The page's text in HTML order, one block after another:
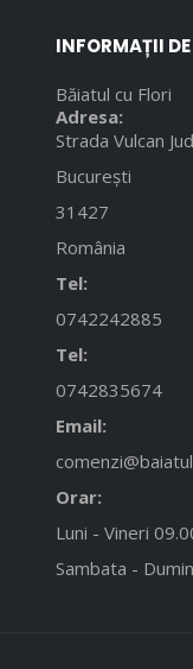
INFORMAȚII
Băiatul cu Flori
Adresa:
Strada Vulcan
București
31427
România
Tel:
0742242885
Tel:
0742835674
Email:
Orar:
Luni - Vineri
Sambata -